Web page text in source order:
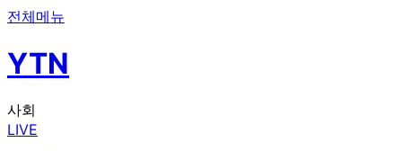
전체메뉴
YTN
사회
LIVE